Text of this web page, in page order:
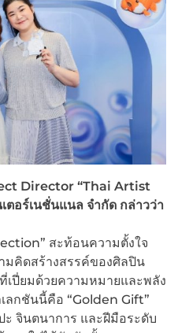
Director “Thai Artist
อร์เนชั่นแนล จำกัด กล่าวว่า
สะท้อนความตั้งใจ
มคิดสร้างสรรค์ของศิลปิน
เปี่ยมด้วยความหมายและพลัง
ลกชันนี้คือ “Golden Gift”
จินตนาการ และฝีมือระดับ